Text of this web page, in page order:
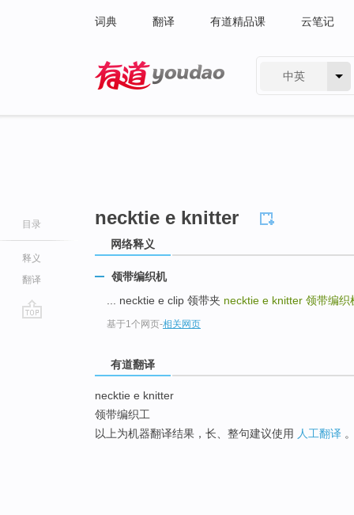
词典 翻译 有道精品课 云笔记
中英
目录
释义
翻译
necktie e knitter
网络释义
领带编织机
... necktie e clip 领带夹 necktie e knitter 领带编织
基于1个网页-相关网页
有道翻译
necktie e knitter
领带编织工
以上为机器翻译结果，长、整句建议使用 人工翻译